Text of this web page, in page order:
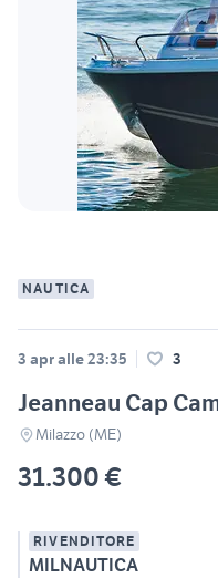
NAUTICA
3 apr alle 23:35 3
Jeanneau Cap
Milazzo (ME)
31.300 €
RIVENDITORE
MILNAUTICA